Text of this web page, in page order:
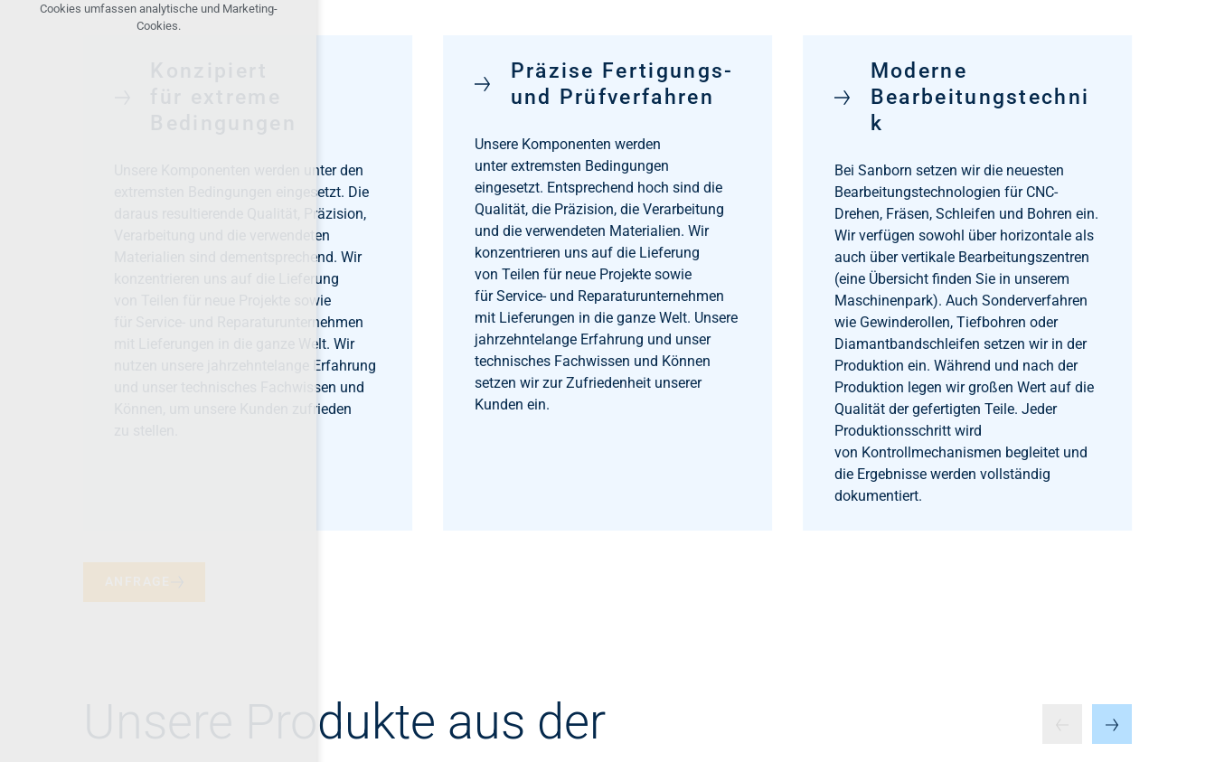
Unsere Komponenten werden unter den
extremsten Bedingungen eingesetzt. Die
daraus resultierende Qualität, Präzision,
Verarbeitung und die verwendeten
Materialien sind dementsprechend. Wir
konzentrieren uns auf die Lieferung
von Teilen für neue Projekte sowie
für Service- und Reparaturunternehmen
mit Lieferungen in die ganze Welt. Wir
nutzen unsere jahrzehntelange Erfahrung
und unser technisches Fachwissen und
Können, um unsere Kunden zufrieden
Präzise Fertigungs-
und Prüfverfahren
Unsere Komponenten werden
unter extremsten Bedingungen
eingesetzt. Entsprechend hoch sind die
Qualität, die Präzision, die Verarbeitung
und die verwendeten Materialien. Wir
konzentrieren uns auf die Lieferung
von Teilen für neue Projekte sowie
für Service- und Reparaturunternehmen
mit Lieferungen in die ganze Welt. Unsere
jahrzehntelange Erfahrung und unser
technisches Fachwissen und Können
setzen wir zur Zufriedenheit unserer
Kunden ein.
Moderne
Bearbeitungstechni
k
Bei Sanborn setzen wir die neuesten
Bearbeitungstechnologien für CNC-
Drehen, Fräsen, Schleifen und Bohren ein.
Wir verfügen sowohl über horizontale als
auch über vertikale Bearbeitungszentren
(eine Übersicht finden Sie in unserem
Maschinenpark). Auch Sonderverfahren
wie Gewinderollen, Tiefbohren oder
Diamantbandschleifen setzen wir in der
Produktion ein. Während und nach der
Produktion legen wir großen Wert auf die
Qualität der gefertigten Teile. Jeder
Produktionsschritt wird
von Kontrollmechanismen begleitet und
die Ergebnisse werden vollständig
dokumentiert.
Unsere Produkte aus der
Cookies umfassen analytische und Marketing-
Cookies.